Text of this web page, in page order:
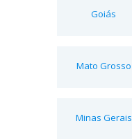
Goiás
Mato Grosso
Minas Gerais